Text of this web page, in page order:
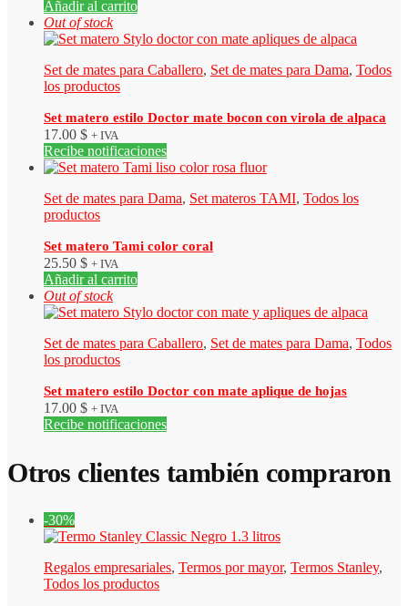
Añadir al carrito
Out of stock
Set de mates para Caballero, Set de mates para Dama, Todos
los productos
Set matero estilo Doctor mate bocon con virola de alpaca
17.00 $ + IVA
Recibe notificaciones
Set de mates para Dama, Set materos TAMI, Todos los
productos
Set matero Tami color coral
25.50 $ + IVA
Añadir al carrito
Out of stock
Set de mates para Caballero, Set de mates para Dama, Todos
los productos
Set matero estilo Doctor con mate aplique de hojas
17.00 $ + IVA
Recibe notificaciones
Otros clientes también compraron
-30%
Regalos empresariales, Termos por mayor, Termos Stanley,
Todos los productos